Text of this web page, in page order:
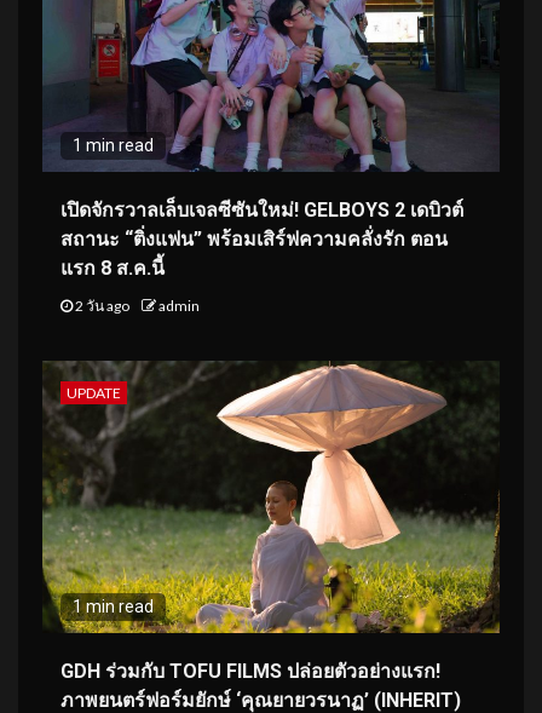
1 min read
เปิดจักรวาลเล็บเจลซีซันใหม่! GELBOYS 2 เดบิวต์
สถานะ “ติ่งแฟน” พร้อมเสิร์ฟความคลั่งรัก ตอน
แรก 8 ส.ค.นี้
2 วัน ago admin
UPDATE
1 min read
GDH ร่วมกับ TOFU FILMS ปล่อยตัวอย่างแรก!
ภาพยนตร์ฟอร์มยักษ์ ‘คุณยายวรนาฏ’ (INHERIT)